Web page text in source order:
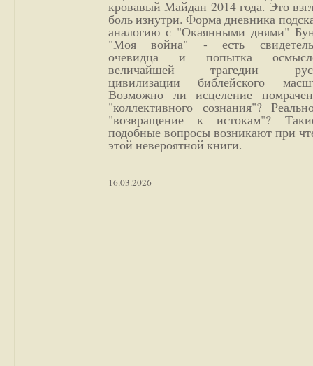
кровавый Майдан 2014 года. Это
боль изнутри. Форма дневника
аналогию с "Окаянными днями"
"Моя война" - есть
очевидца и попытка
величайшей трагедии
цивилизации библейского
Возможно ли исцеление
"коллективного сознания"?
"возвращение к истокам"?
подобные вопросы возникают при
этой невероятной книги.
16.03.2026